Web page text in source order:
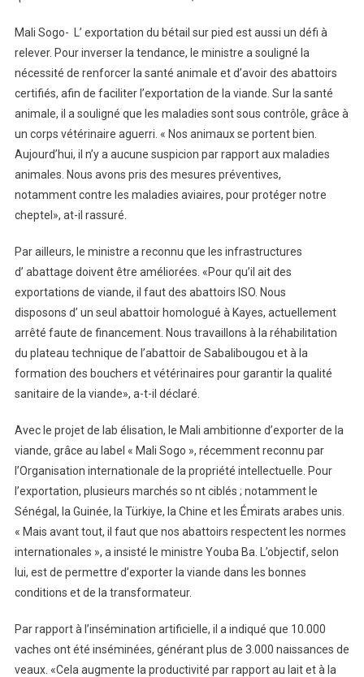
Mali Sogo- L’ exportation du bétail sur pied est aussi un défi à
relever. Pour inverser la tendance, le ministre a souligné la
nécessité de renforcer la santé animale et d’avoir des abattoirs
certifiés, afin de faciliter l’exportation de la viande. Sur la santé
animale, il a souligné que les maladies sont sous contrôle, grâce à
un corps vétérinaire aguerri. « Nos animaux se portent bien.
Aujourd’hui, il n’y a aucune suspicion par rapport aux maladies
animales. Nous avons pris des mesures préventives,
notamment contre les maladies aviaires, pour protéger notre
cheptel», at-il rassuré.
Par ailleurs, le ministre a reconnu que les infrastructures
d’ abattage doivent être améliorées. «Pour qu’il ait des
exportations de viande, il faut des abattoirs ISO. Nous
disposons d’ un seul abattoir homologué à Kayes, actuellement
arrêté faute de financement. Nous travaillons à la réhabilitation
du plateau technique de l’abattoir de Sabalibougou et à la
formation des bouchers et vétérinaires pour garantir la qualité
sanitaire de la viande», a-t-il déclaré.
Avec le projet de lab élisation, le Mali ambitionne d’exporter de la
viande, grâce au label « Mali Sogo », récemment reconnu par
l’Organisation internationale de la propriété intellectuelle. Pour
l’exportation, plusieurs marchés so nt ciblés ; notamment le
Sénégal, la Guinée, la Türkiye, la Chine et les Émirats arabes unis.
« Mais avant tout, il faut que nos abattoirs respectent les normes
internationales », a insisté le ministre Youba Ba. L’objectif, selon
lui, est de permettre d’exporter la viande dans les bonnes
conditions et de la transformateur.
Par rapport à l’insémination artificielle, il a indiqué que 10.000
vaches ont été inséminées, générant plus de 3.000 naissances de
veaux. «Cela augmente la productivité par rapport au lait et à la